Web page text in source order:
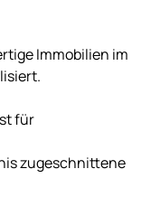
Immobilien im
für
zugeschnittene